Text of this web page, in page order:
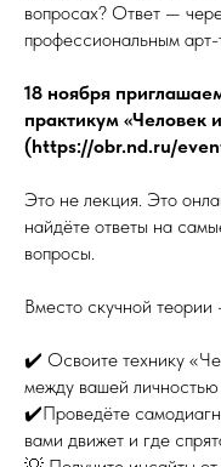
вопросах? Ответ —
профессиональным арт-
18 ноября
практикум «Человек
(https://obr.nd.ru/
Это не лекция. Это
найдёте ответы на
вопросы.
Вместо скучной теории
✔️ Освоите технику
между вашей
✔️Проведёте
вами движет и где